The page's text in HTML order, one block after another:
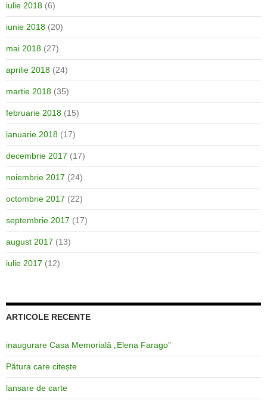
iulie 2018 (6)
iunie 2018 (20)
mai 2018 (27)
aprilie 2018 (24)
martie 2018 (35)
februarie 2018 (15)
ianuarie 2018 (17)
decembrie 2017 (17)
noiembrie 2017 (24)
octombrie 2017 (22)
septembrie 2017 (17)
august 2017 (13)
iulie 2017 (12)
ARTICOLE RECENTE
inaugurare Casa Memorială „Elena Farago”
Pătura care citește
lansare de carte